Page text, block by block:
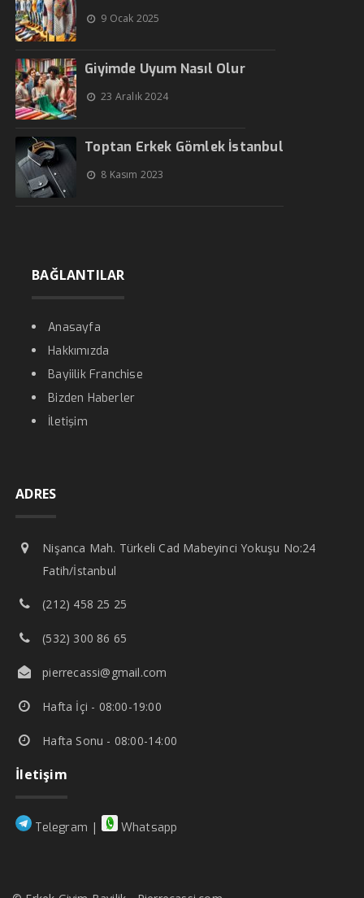
9 Ocak 2025
Giyimde Uyum Nasıl Olur
23 Aralık 2024
Toptan Erkek Gömlek İstanbul
8 Kasım 2023
BAĞLANTILAR
Anasayfa
Hakkımızda
Bayiilik Franchise
Bizden Haberler
İletişim
ADRES
Nişanca Mah. Türkeli Cad Mabeyinci Yokuşu No:24
Fatih/İstanbul
(212) 458 25 25
(532) 300 86 65
pierrecassi@gmail.com
Hafta İçi - 08:00-19:00
Hafta Sonu - 08:00-14:00
İletişim
Telegram | Whatsapp